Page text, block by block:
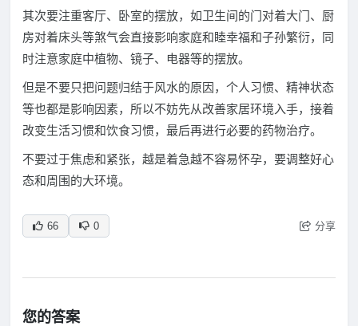
其次要注重客厅、卧室的摆放，如卫生间的门对着大门、厨
房对着床头等煞气会直接影响家庭和睦幸福和子孙繁衍，同
时注意家庭中植物、镜子、电器等的摆放。
但是不要只把问题归结于风水的原因，个人习惯、精神状态
等也都是影响因素，所以不妨先从改善家居环境入手，接着
改变生活习惯和饮食习惯，最后再进行必要的药物治疗。
不要过于焦虑和紧张，越是着急越不容易怀孕，要调整好心
态和周围的大环境。
66 0 分享
您的答案